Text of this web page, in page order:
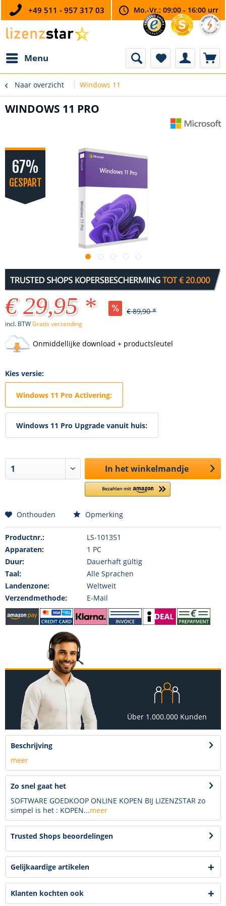
+49 511 - 957 317 03 Mo.-Vr.: 09:00 - 16:00 urr
Menu
Naar overzicht Windows 11
WINDOWS 11 PRO
67%
GESPART
€ 29,95 * € 89,90 *
incl. BTWGratis verzending
Onmiddellijke download + productsleutel
Kies versie:
Windows 11 Pro Activering:
Windows 11 Pro Upgrade vanuit huis:
In het winkelmandje
Onthouden Opmerking
Productnr.:
LS-101351
Apparaten:
1 PC
Duur:
Dauerhaft gültig
Taal:
Alle Sprachen
Landenzone:
Weltweit
Verzendmethode:
E-Mail
Über 1.000.000 Kunden
Beschrijving
meer
Zo snel gaat het
SOFTWARE GOEDKOOP ONLINE KOPEN BIJ LIZENZSTAR zo
simpel is het : KOPEN...meer
Trusted Shops beoordelingen
Gelijkaardige artikelen
Klanten kochten ook